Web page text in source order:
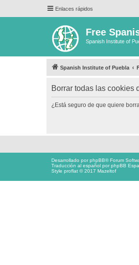
Enlaces rápidos
Free
Spanish Institute of
Spanish Institute of Puebla
Borrar todas las cookies
¿Está seguro de que quiere
Desarrollado porphpBB® Forum
Traducción al español porphpBB
Style proflat © 2017 Mazeltof